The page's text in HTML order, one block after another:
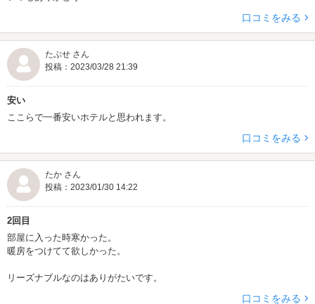
口コミをみる
たぶせ さん
投稿：2023/03/28 21:39
安い
ここらで一番安いホテルと思われます。
口コミをみる
たか さん
投稿：2023/01/30 14:22
2回目
部屋に入った時寒かった。
暖房をつけてて欲しかった。
リーズナブルなのはありがたいです。
口コミをみる